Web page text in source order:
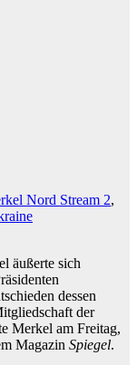
Nord Stream 2,
äußerte sich
dessen
der
Merkel am Freitag,
Magazin Spiegel.